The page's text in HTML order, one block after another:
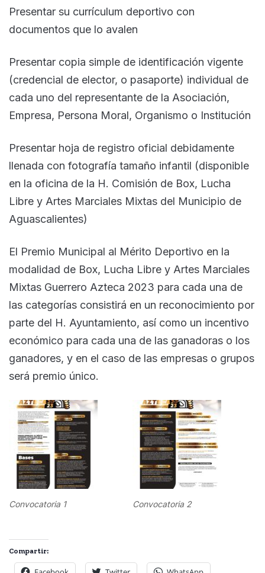
Presentar su currículum deportivo con
documentos que lo avalen
Presentar copia simple de identificación vigente
(credencial de elector, o pasaporte) individual de
cada uno del representante de la Asociación,
Empresa, Persona Moral, Organismo o Institución
Presentar hoja de registro oficial debidamente
llenada con fotografía tamaño infantil (disponible
en la oficina de la H. Comisión de Box, Lucha
Libre y Artes Marciales Mixtas del Municipio de
Aguascalientes)
El Premio Municipal al Mérito Deportivo en la
modalidad de Box, Lucha Libre y Artes Marciales
Mixtas Guerrero Azteca 2023 para cada una de
las categorías consistirá en un reconocimiento por
parte del H. Ayuntamiento, así como un incentivo
económico para cada una de las ganadoras o los
ganadores, y en el caso de las empresas o grupos
será premio único.
Convocatoria 1 Convocatoria 2
Compartir: